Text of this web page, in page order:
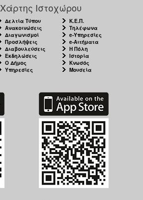
Χάρτης Ιστοχώρου
Δελτία Τύπου
Ανακοινώσεις
Διαγωνισμοί
Προσλήψεις
Διαβουλεύσεις
Εκδηλώσεις
Ο Δήμος
Υπηρεσίες
Κ.Ε.Π.
Τηλέφωνα
e-Υπηρεσίες
e-Αιτήματα
Η Πόλη
Ιστορία
Κνωσός
Μουσεία